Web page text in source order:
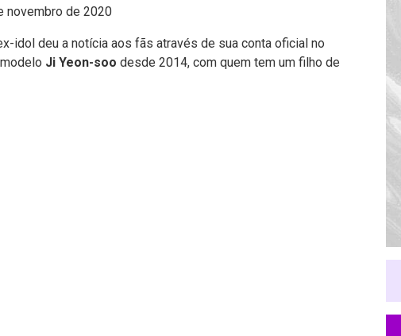
novembro de 2020
idol deu a notícia aos fãs através de sua conta oficial no
Ji Yeon-soo desde 2014, com quem tem um filho de